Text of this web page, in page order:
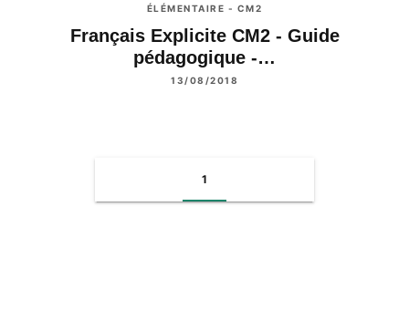
ÉLÉMENTAIRE - CM2
Français Explicite CM2 - Guide
pédagogique -…
13/08/2018
1